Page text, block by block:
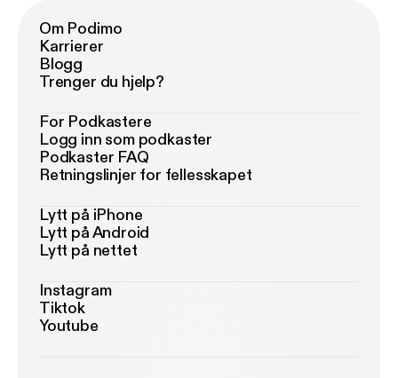
Om Podimo
Karrierer
Blogg
Trenger du hjelp?
For Podkastere
Logg inn som podkaster
Podkaster FAQ
Retningslinjer for fellesskapet
Lytt på iPhone
Lytt på Android
Lytt på nettet
Instagram
Tiktok
Youtube